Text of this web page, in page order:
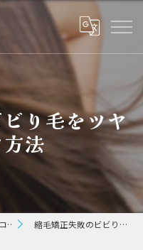
り毛をツヤ
法
コラム 縮毛矯正失敗のビビり毛をツヤ髪に治す方法